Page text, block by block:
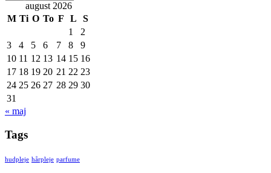
august 2026
M Ti O To F L
S
1
2
3
4 5 6 7 8
9
10 11 12 13 14 15 16
17 18 19 20 21 22 23
24 25 26 27 28 29 30
31
« maj
Tags
hudpleje hårpleje parfume